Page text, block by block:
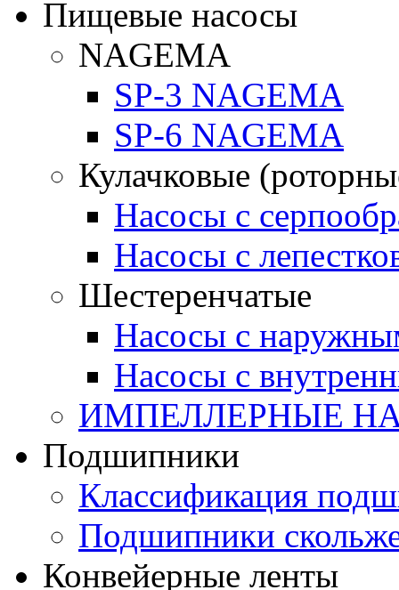
Пищевые насосы
NAGEMA
SP-3 NAGEMA
SP-6 NAGEMA
Кулачковые
Насосы с
Насосы с
Шестеренчатые
Насосы с
Насосы с
ИМПЕЛЛЕРНЫЕ
Подшипники
Классификация
Подшипники
Конвейерные ленты